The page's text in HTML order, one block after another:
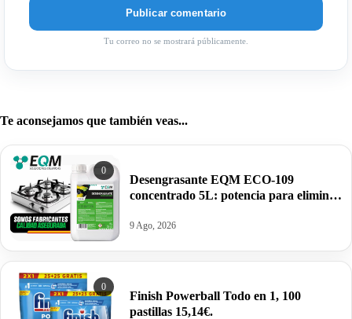
Tu correo no se mostrará públicamente.
Te aconsejamos que también veas...
0
Desengrasante EQM ECO-109
concentrado 5L: potencia para eliminar
11,51€.
9 Ago, 2026
0
Finish Powerball Todo en 1, 100
pastillas 15,14€.